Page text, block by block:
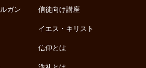
ガン 信徒向け講座
イエス・キリスト
信仰とは